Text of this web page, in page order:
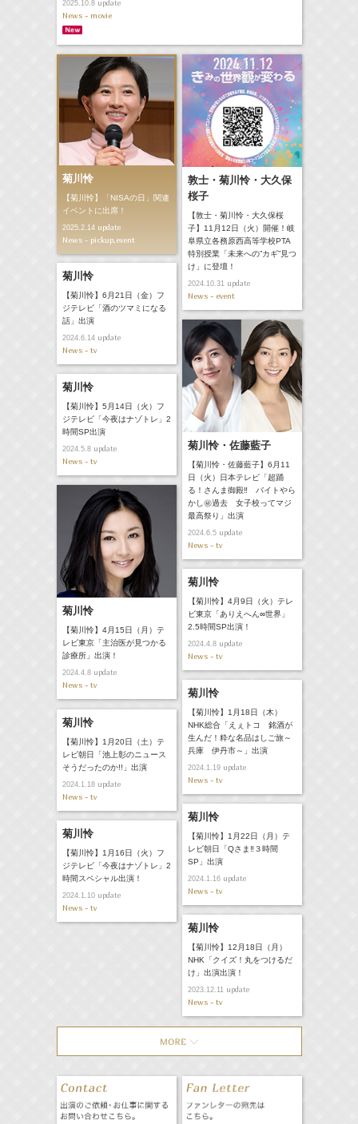
2025.10.8update
News - movie
菊川怜
【菊川怜】「NISAの日」関連
イベントに出席！
2025.2.14update
News - pickup,event
敦士・菊川怜・大久保
桜子
【敦士・菊川怜・大久保桜
子】11月12日（火）開催！岐
阜県立各務原西高等学校PTA
特別授業「未来への”カギ”見つ
け」に登壇！
2024.10.31update
News - event
菊川怜
【菊川怜】6月21日（金）フ
ジテレビ「酒のツマミになる
話」出演
2024.6.14update
News - tv
菊川怜・佐藤藍子
【菊川怜・佐藤藍子】6月11
日（火）日本テレビ「超踊
る！さんま御殿‼ バイトやら
かし㊙過去 女子校ってマジ
最高祭り」出演
2024.6.5update
News - tv
菊川怜
【菊川怜】5月14日（火）フ
ジテレビ「今夜はナゾトレ」2
時間SP出演
2024.5.8update
News - tv
菊川怜
【菊川怜】4月15日（月）テ
レビ東京「主治医が見つかる
診療所」出演！
2024.4.8update
News - tv
菊川怜
【菊川怜】4月9日（火）テレ
ビ東京「ありえへん∞世界」
2.5時間SP出演！
2024.4.8update
News - tv
菊川怜
【菊川怜】1月18日（木）
NHK総合「えぇトコ 銘酒が
生んだ！粋な名品はしご旅～
兵庫 伊丹市～」出演
2024.1.19update
News - tv
菊川怜
【菊川怜】1月20日（土）テ
レビ朝日「池上彰のニュース
そうだったのか!!」出演
2024.1.18update
News - tv
菊川怜
【菊川怜】1月22日（月）テ
レビ朝日「Qさま‼３時間
SP」出演
2024.1.16update
News - tv
菊川怜
【菊川怜】1月16日（火）フ
ジテレビ「今夜はナゾトレ」2
時間スペシャル出演！
2024.1.10update
News - tv
菊川怜
【菊川怜】12月18日（月）
NHK「クイズ！丸をつけるだ
け」出演出演！
2023.12.11update
News - tv